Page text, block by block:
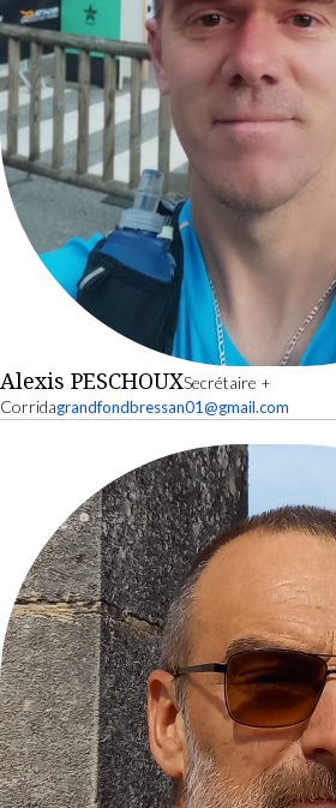
Alexis PESCHOUXSecrétaire +
Corridagrandfondbressan01@gmail.com